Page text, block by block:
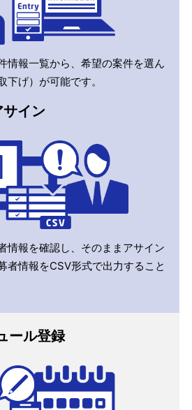
情報一覧から、希望の案件を選ん
下げ）が可能です。
サイン
情報を確認し、そのままアサイン
者情報をCSV形式で出力すること
ール登録